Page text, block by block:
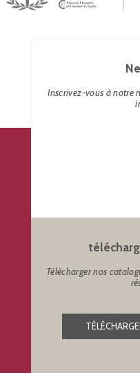
Inscrivez-vous à notre
Télécharger nos